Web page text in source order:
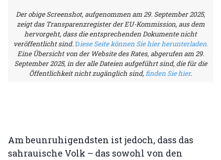
Der obige Screenshot, aufgenommen am 29. September 2025,
zeigt das Transparenzregister der EU-Kommission, aus dem
hervorgeht, dass die entsprechenden Dokumente nicht
veröffentlicht sind.Diese Seite können Sie hier herunterladen.
Eine Übersicht von der Website des Rates, abgerufen am 29.
September 2025, in der alle Dateien aufgeführt sind, die für die
Öffentlichkeit nicht zugänglich sind,finden Sie hier.
Am beunruhigendsten ist jedoch, dass das
sahrauische Volk – das sowohl von den